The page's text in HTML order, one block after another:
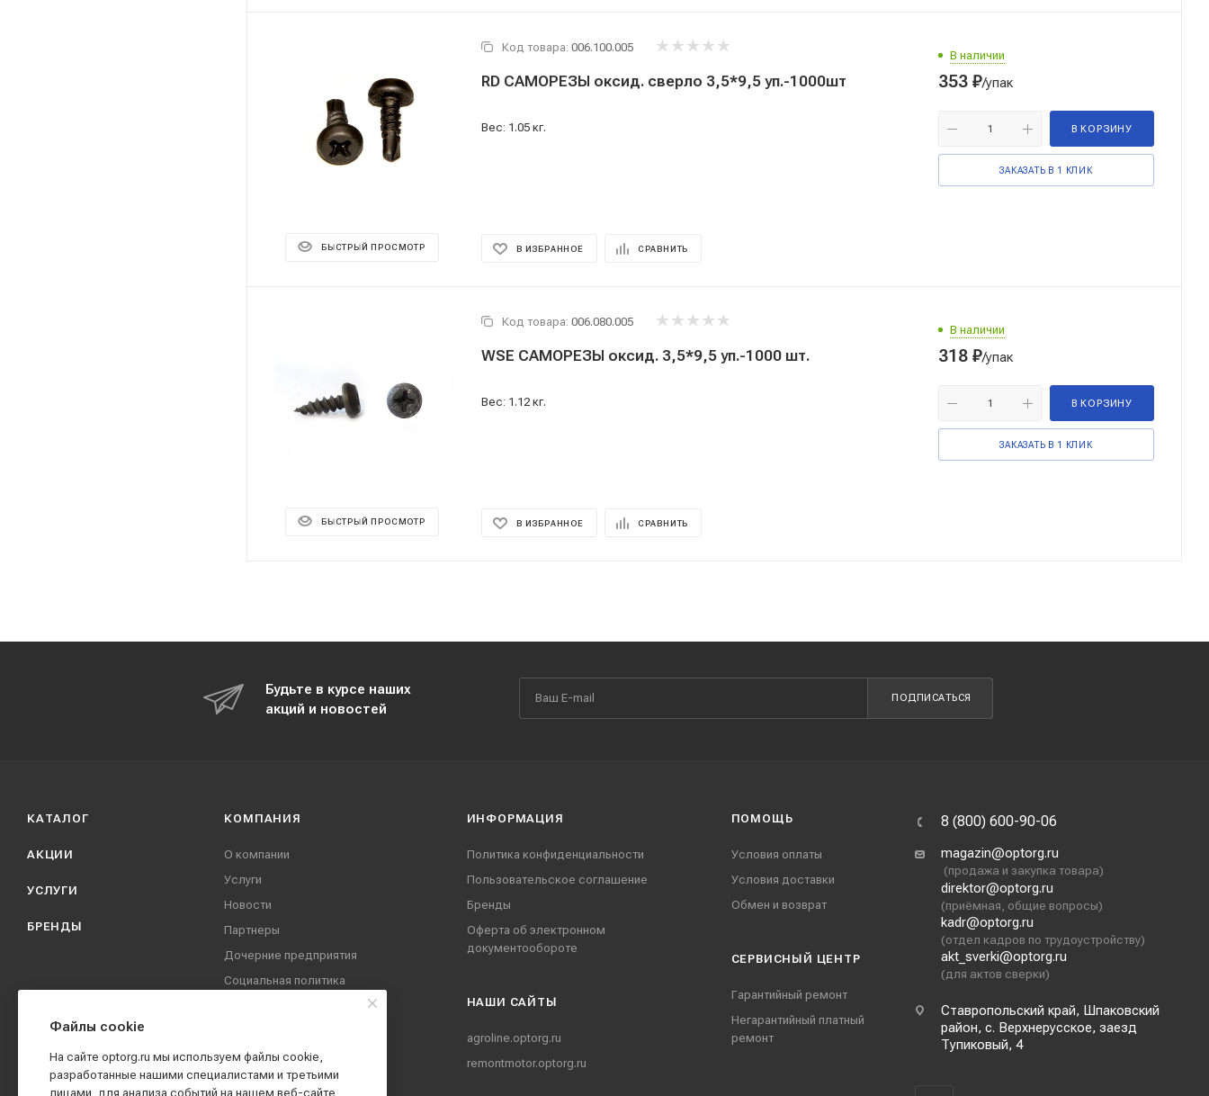
БЫСТРЫЙ ПРОСМОТР
Код товара: 006.100.005
RD САМОРЕЗЫ оксид. сверло 3,5*9,5 уп.-1000шт
Вес: 1.05 кг.
В ИЗБРАННОЕ СРАВНИТЬ
В наличии
353 ₽/упак
В КОРЗИНУ
ЗАКАЗАТЬ В 1 КЛИК
БЫСТРЫЙ ПРОСМОТР
Код товара: 006.080.005
WSE САМОРЕЗЫ оксид. 3,5*9,5 уп.-1000 шт.
Вес: 1.12 кг.
В ИЗБРАННОЕ СРАВНИТЬ
В наличии
318 ₽/упак
В КОРЗИНУ
ЗАКАЗАТЬ В 1 КЛИК
Будьте в курсе наших
акций и новостей
ПОДПИСАТЬСЯ
КАТАЛОГ
АКЦИИ
УСЛУГИ
БРЕНДЫ
КОМПАНИЯ
О компании
Услуги
Новости
Партнеры
Дочерние предприятия
Социальная политика
Вакансии
Реквизиты
ИНФОРМАЦИЯ
Политика конфиденциальности
Пользовательское соглашение
Бренды
Оферта об электронном
документообороте
НАШИ CАЙТЫ
agroline.optorg.ru
remontmotor.optorg.ru
ПОМОЩЬ
Условия оплаты
Условия доставки
Обмен и возврат
СЕРВИСНЫЙ ЦЕНТР
Гарантийный ремонт
Негарантийный платный
ремонт
8 (800) 600-90-06
magazin@optorg.ru
(продажа и закупка товара)
direktor@optorg.ru
(приёмная, общие вопросы)
kadr@optorg.ru
(отдел кадров по трудоустройству)
akt_sverki@optorg.ru
(для актов сверки)
Ставропольский край, Шпаковский
район, с. Верхнерусское, заезд
Тупиковый, 4
Файлы cookie
На сайте optorg.ru мы используем файлы cookie,
разработанные нашими специалистами и третьими
лицами, для анализа событий на нашем веб-сайте,